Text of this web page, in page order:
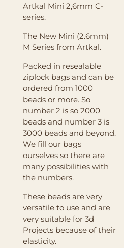
Artkal Mini 2,6mm C-
series.
The New Mini (2.6mm)
M Series from Artkal.
Packed in resealable
ziplock bags and can be
ordered from 1000
beads or more. So
number 2 is so 2000
beads and number 3 is
3000 beads and beyond.
We fill our bags
ourselves so there are
many possibilities with
the numbers.
These beads are very
versatile to use and are
very suitable for 3d
Projects because of their
elasticity.